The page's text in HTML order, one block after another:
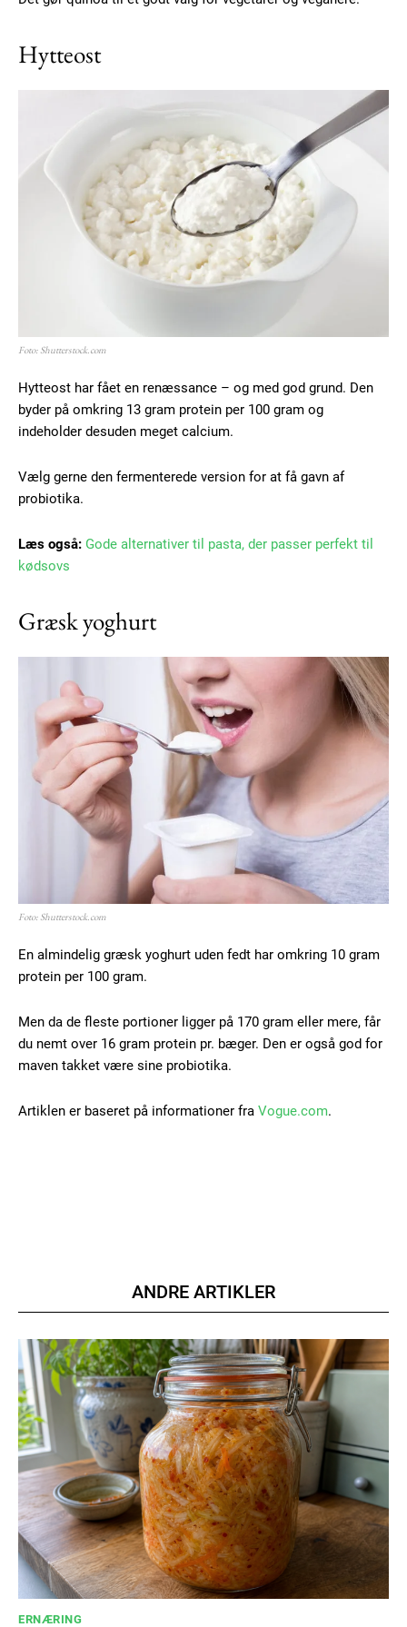
Hytteost
Foto: Shutterstock.com
Hytteost har fået en renæssance – og med god grund. Den
byder på omkring 13 gram protein per 100 gram og
indeholder desuden meget calcium.
Vælg gerne den fermenterede version for at få gavn af
probiotika.
Læs også: Gode alternativer til pasta, der passer perfekt til
kødsovs
Græsk yoghurt
Foto: Shutterstock.com
En almindelig græsk yoghurt uden fedt har omkring 10 gram
protein per 100 gram.
Men da de fleste portioner ligger på 170 gram eller mere, får
du nemt over 16 gram protein pr. bæger. Den er også god for
maven takket være sine probiotika.
Artiklen er baseret på informationer fra Vogue.com.
ANDRE ARTIKLER
ERNÆRING